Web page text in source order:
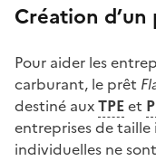
Création
Pour aider les
carburant, le prêt
destiné auxTPEet
entreprises de
individuelles ne